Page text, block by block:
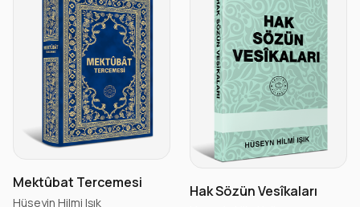
Mektûbat Tercemesi
Hüseyin Hilmi Işık
Hak Sözün Vesîkaları